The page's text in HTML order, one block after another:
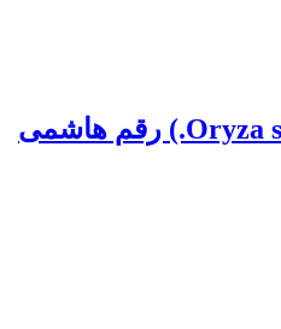
اثر مصرف همزمان زغال زیستی (بیوچار) پوسته برنج و کود سولفات روی بر عملکرد، اجزای عملکرد برنج (Oryza sativa L.) رقم هاشمی